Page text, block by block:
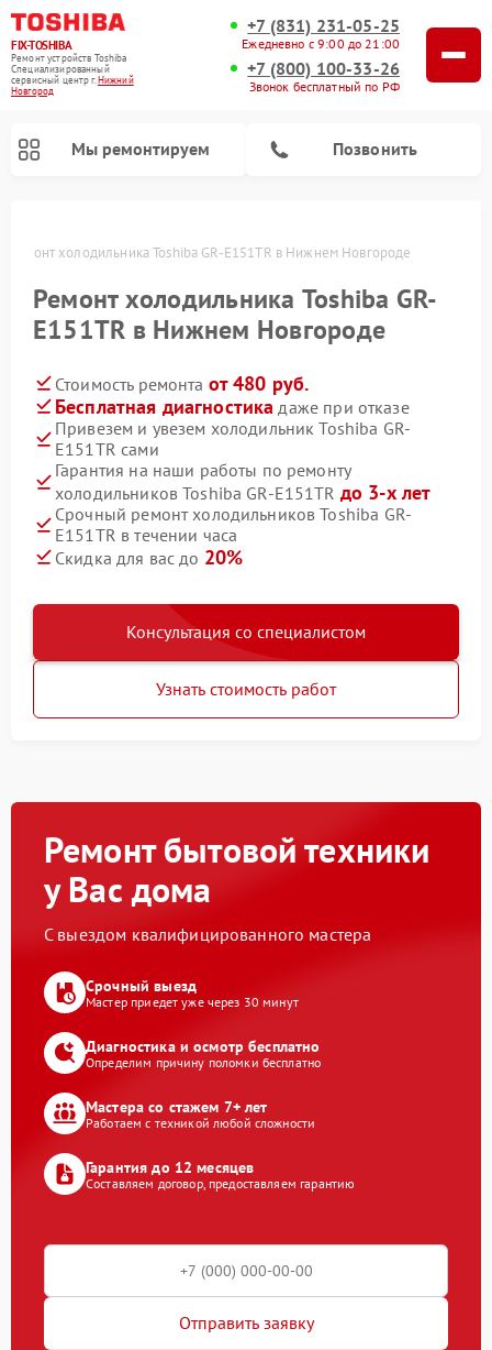
FIX-TOSHIBA
Ремонт устройств Toshiba
Специализированный
cервисный центр г.Нижний
Новгород
+7 (831) 231-05-25
Ежедневно с 9:00 до 21:00
+7 (800) 100-33-26
Звонок бесплатный по РФ
Мы ремонтируем Позвонить
Ремонт холодильника Toshiba GR-E151TR в Нижнем Новгороде
Ремонт холодильника Toshiba GR-
E151TR в Нижнем Новгороде
Стоимость ремонта от 480 руб.
Бесплатная диагностика даже при отказе
Привезем и увезем холодильник Toshiba GR-
E151TR сами
Гарантия на наши работы по ремонту
холодильников Toshiba GR-E151TR до 3-х лет
Срочный ремонт холодильников Toshiba GR-
E151TR в течении часа
Скидка для вас до 20%
Консультация со специалистом
Узнать стоимость работ
Ремонт бытовой техники
у Вас дома
С выездом квалифицированного мастера
Срочный выезд
Мастер приедет уже через 30 минут
Диагностика и осмотр бесплатно
Определим причину поломки бесплатно
Мастера со стажем 7+ лет
Работаем с техникой любой сложности
Гарантия до 12 месяцев
Составляем договор, предоставляем гарантию
Отправить заявку